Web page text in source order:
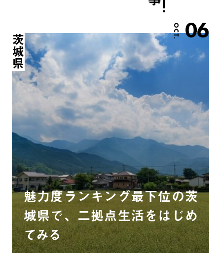
OCT. 06
茨城県
魅力度ランキング最下位の茨
城県で、二拠点生活をはじめ
てみる